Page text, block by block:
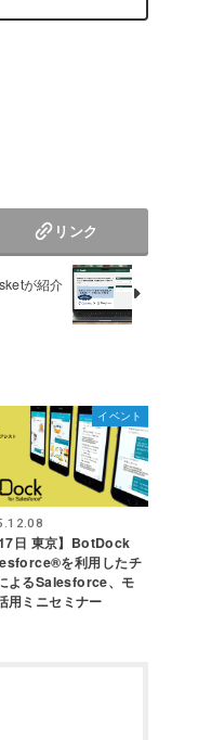
リンク
が紹介
イベント
17日 東京】BotDock
を利用したチ
よるSalesforce、モ
用ミニセミナー